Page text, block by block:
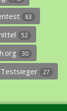
83
52
30
Testsieger 27